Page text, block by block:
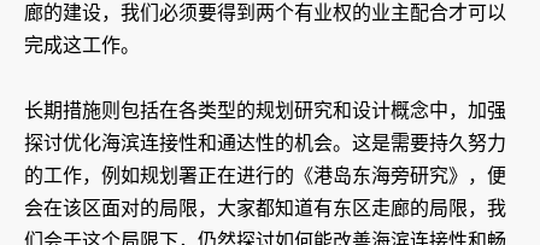
廊的建设，我们必须要得到两个有业权的业主配合才可以
完成这工作。
长期措施则包括在各类型的规划研究和设计概念中，加强
探讨优化海滨连接性和通达性的机会。这是需要持久努力
的工作，例如规划署正在进行的《港岛东海旁研究》，便
会在该区面对的局限，大家都知道有东区走廊的局限，我